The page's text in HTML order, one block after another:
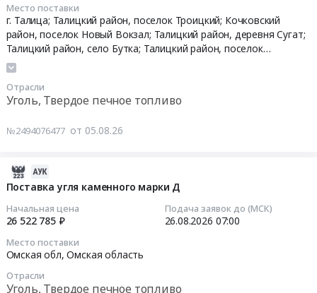
Место поставки
г. Талица; Талицкий район, поселок Троицкий; Кочковский
район, поселок Новый Вокзал; Талицкий район, деревня Сугат;
Талицкий район, село Бутка; Талицкий район, поселок
Комсомольский,
область
Отрасли
Уголь, Твердое печное топливо
№2494076477 от 05.08.26
Поставка угля каменного марки Д
Начальная цена
26 522 785 ₽
Подача заявок до (МСК)
26.08.2026 07:00
Место поставки
Омская обл,Омская область
Отрасли
Уголь, Твердое печное топливо